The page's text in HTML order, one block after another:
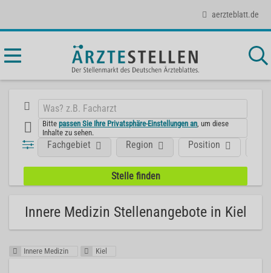
aerzteblatt.de
Bittepassen Sie Ihre Privatsphäre-Einstellungen an , um diese
Inhalte zu sehen.
Position
Fachgebiet Region
Innere Medizin Stellenangebote in Kiel
Innere Medizin Kiel